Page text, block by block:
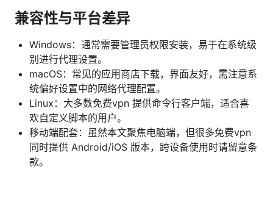
兼容性与平台差异
Windows：通常需要管理员权限安装，易于在系统级
别进行代理设置。
macOS：常见的应用商店下载，界面友好，需注意系
统偏好设置中的网络代理配置。
Linux：大多数免费vpn 提供命令行客户端，适合喜
欢自定义脚本的用户。
移动端配套：虽然本文聚焦电脑端，但很多免费vpn
同时提供 Android/iOS 版本，跨设备使用时请留意条
款。